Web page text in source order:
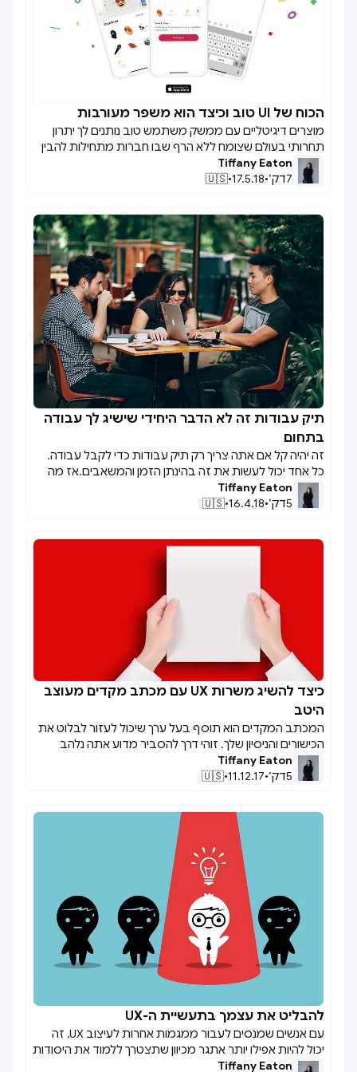
הפרטים הקטנים סביב אופן העבודה הם שיכולים לעזור לנו
להתקדם ולפתוח דלתות. הנה כמה טיפים שמעצבים בצמיחה
צריכים לקחת בחשבון במהלך השנה הראשונה שלהם בעבודה
כדי להאיץ את צמיחת הקריירה.

הכוח של UI טוב וכיצד הוא משפר מעורבות
מוצרים דיגיטליים עם ממשק משתמש טוב נותנים לך יתרון
תחרותי בעולם שצומח ללא הרף שבו חברות מתחילות להבין
את החשיבות של חווית משתמש טובה. כתוצאה מכך, הם
יוצרים פתרונות פונקציונליים ואלגנטיים תוך שיפור חיי היומיום
מעצבים, ממשק המשתמש או הוויזואליה. חזותיים הופכים את
האפליקציות לנגישות כשהן מגשרות בין פונקציונליות
ואסתטיקה. זה מבטיח מעורבות טובה יותר של משתמשים
והנאה כללית מכיוון שהוא מקשה על הבנת מושגים/משימות
נגישות ו"קלות".
Tiffany Eaton
7דק׳•
17.5.18
•
🇺🇸

תיק עבודות זה לא הדבר היחידי שישיג לך עבודה
בתחום
זה יהיה קל אם אתה צריך רק תיק עבודות כדי לקבל עבודה.
כל אחד יכול לעשות את זה בהינתן הזמן והמשאבים.אז מה
הסוד שמתעלה על התיק עבודות? אתה.להחזיק תיק עבודות
טוב לא מתייחס למה שנדרש כדי לבצע עבודה, והוא לא עונה
העבודות אינו הדבר היחיד שמגייסים מתמקדים בו כאשר
מחפשים מועמד אידיאלי וכיצד הם מחליטים האם כדאי
להשקיע במועמד או לא.
Tiffany Eaton
5דק׳•
16.4.18
•
🇺🇸

כיצד להשיג משרות UX עם מכתב מקדים מעוצב
היטב
המכתב המקדים הוא תוסף בעל ערך שיכול לעזור לבלוט את
הכישורים והניסיון שלך. זוהי דרך להסביר מדוע אתה נלהב
מהתפקיד שאתה מגיש מועמדות ויכולה לעזור למגייסים
להחליט מי להתקדם לשלב הראיונות. אחרי הכל, מגייס רוצה
לעבור בין מועמדים רבים. הנה כמה טיפים שעזרו לי לעצב
מכתבי כיסוי מושכים ומשכו את תשומת הלב של חברות ענק
כמו פייסבוק וגוגל.
Tiffany Eaton
5דק׳•
11.12.17
•
🇺🇸

להבליט את עצמך בתעשיית ה-UX
עם אנשים שמנסים לעבור ממגמות אחרות לעיצוב UX, זה
יכול להיות אפילו יותר אתגר מכיוון שתצטרך ללמוד את היסודות
הבסיסיים של UX בדיוק כמו כל אחד אחר שהתחיל בתחום.Tiffany Eaton